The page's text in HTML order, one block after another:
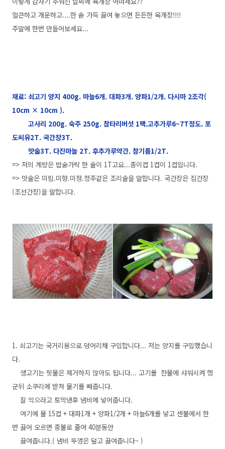
얼큰하고 개운하고....한 솥 가득 끓여 놓으면 든든한 육개장!!!!
주말에 한번 만들어보세요...
재료: 쇠고기 양지 400g. 마늘6개. 대파3개. 양파1/2개. 다시마 2조각(
10cm × 10cm ).
고사리 200g. 숙주 250g. 참타리버섯 1팩.고추가루6~7T정도. 포
도씨유2T. 국간장3T.
맛술3T. 다진마늘 2T. 후추가루약간. 참기름1/2T.
=> 저의 계량은 밥숟가락 한 술이 1T고요...종이컵 1컵이 1컵입니다.
=> 맛술은 미림.미향.미정.청주같은 조리술을 말합니다. 국간장은 집간장
(조선간장)을 말합니다.
1. 쇠고기는 국거리용으로 덩어리채 구입합니다... 저는 양지를 구입했습니
다.
생고기는 핏물은 제거하지 않아도 됩니다... 고기를 찬물에 샤워시켜 헹
군뒤 소쿠리에 받쳐 물기를 빼줍니다.
잘 익으라고 토막낸후 냄비에 넣어줍니다.
여기에 물 15컵 + 대파1개 + 양파1/2개 + 마늘6개를 넣고 센불에서 한
번 끓어 오르면 중불로 줄여 40분동안
끓여줍니다.( 냄비 뚜껑은 덮고 끓여줍니다~ )